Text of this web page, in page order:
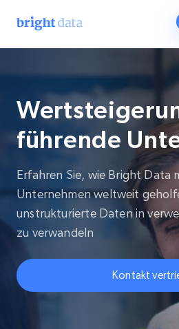
führende
Erfahren Sie, wie Bright Data
Unternehmen weltweit
unstrukturierte Daten in
zu verwandeln
Kontakt